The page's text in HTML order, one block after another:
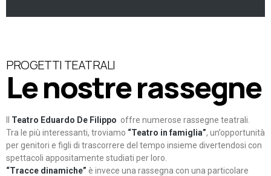
PROGETTI TEATRALI
Le nostre rassegne
Teatro Eduardo De Filippo offre numerose rassegne teatrali.
Tra le più interessanti, troviamo “Teatro in famiglia”, un’opportunità
per genitori e figli di trascorrere del tempo insieme divertendosi con
spettacoli appositamente studiati per loro.
“Tracce dinamiche” è invece una rassegna con una particolare